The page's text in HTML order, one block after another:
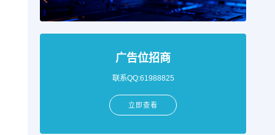
广告位招商
联系QQ:61988825
立即查看